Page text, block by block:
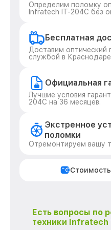
Определим поломку
Infratech IT-204C без
Бесплатная
Доставим оптический
службой в
Официальная
Лучшие условия
204C на 36 месяцев.
Экстренное
поломки
Отремонтируем вашу
Есть вопросы по
техники Infratech